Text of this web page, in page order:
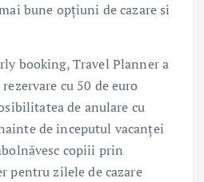
bune opțiuni de cazare si
booking, Travel Planner a
cu 50 de euro
de anulare cu
de începutul vacanței
copiii prin
pentru zilele de cazare